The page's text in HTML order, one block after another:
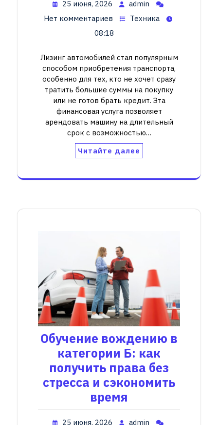
25 июня, 2026
admin
Нет комментариев
Техника
08:18
Лизинг автомобилей стал популярным
способом приобретения транспорта,
особенно для тех, кто не хочет сразу
тратить большие суммы на покупку
или не готов брать кредит. Эта
финансовая услуга позволяет
арендовать машину на длительный
срок с возможностью…
Читайте далее
Обучение вождению в
категории Б: как
получить права без
стресса и сэкономить
время
25 июня, 2026 admin